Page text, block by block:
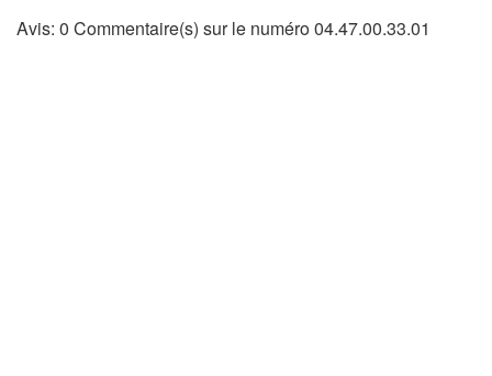
Avis: 0 Commentaire(s) sur le numéro 04.47.00.33.01